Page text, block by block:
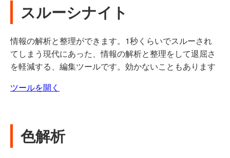
スルーシナイト
情報の解析と整理ができます。1秒くらいでスルーされ
てしまう現代にあった、情報の解析と整理をして退屈さ
を軽減する、編集ツールです。効かないこともあります
ツールを開く
色解析